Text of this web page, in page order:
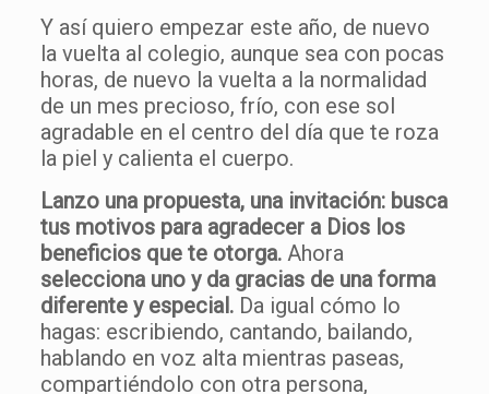
Y así quiero empezar este año, de nuevo
la vuelta al colegio, aunque sea con pocas
horas, de nuevo la vuelta a la normalidad
de un mes precioso, frío, con ese sol
agradable en el centro del día que te roza
la piel y calienta el cuerpo.
Lanzo una propuesta, una invitación: busca
tus motivos para agradecer a Dios los
beneficios que te otorga.Ahora
selecciona uno y da gracias de una forma
diferente y especial.Da igual cómo lo
hagas: escribiendo, cantando, bailando,
hablando en voz alta mientras paseas,
compartiéndolo con otra persona,